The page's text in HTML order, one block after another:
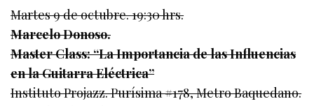
Martes 9 de octubre. 19:30 hrs.
Marcelo Donoso.
Master Class: “La Importancia de las Influencias
en la Guitarra Eléctrica”
Instituto Projazz. Purísima #178, Metro Baquedano.